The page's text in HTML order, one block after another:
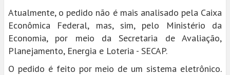
Atualmente, o pedido não é mais analisado pela Caixa
Econômica Federal, mas, sim, pelo Ministério da
Economia, por meio da Secretaria de Avaliação,
Planejamento, Energia e Loteria - SECAP.
O pedido é feito por meio de um sistema eletrônico.